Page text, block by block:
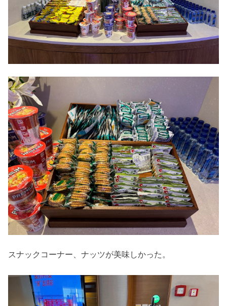
スナックコーナー、ナッツが美味しかった。